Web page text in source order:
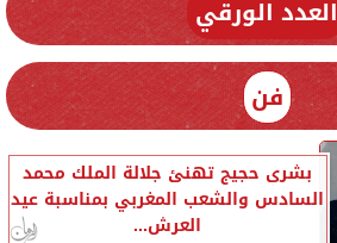
العدد الورقي
فن
بشرى حجيج تهنئ جلالة الملك محمد
السادس والشعب المغربي بمناسبة عيد
العرش...